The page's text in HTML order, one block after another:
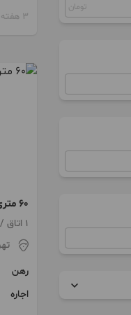
تومان
3 هفته پیش
۶۰ متری خوش نقش
1 اتاق / طبقه 3 / ساخت 1385
رهن
اجاره